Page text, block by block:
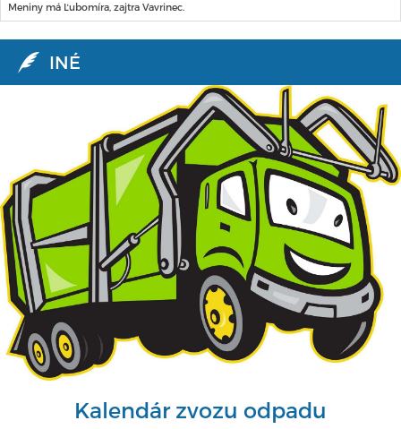
Meniny má Ľubomíra, zajtra Vavrinec.
INÉ
Kalendár zvozu odpadu